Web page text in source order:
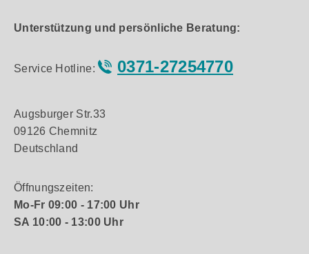
Unterstützung und persönliche Beratung:
Service Hotline: 0371-27254770
Augsburger Str.33
09126 Chemnitz
Deutschland
Öffnungszeiten:
Mo-Fr 09:00 - 17:00 Uhr
SA 10:00 - 13:00 Uhr